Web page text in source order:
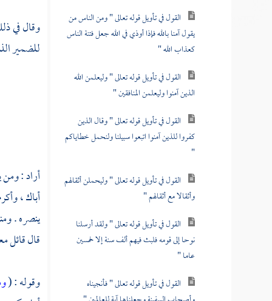
القول في تأويل قوله تعالى " ومن الناس من
يقول آمنا بالله فإذا أوذي في الله جعل فتنة الناس
كعذاب الله "
القول في تأويل قوله تعالى " وليعلمن الله
الذين آمنوا وليعلمن المنافقين "
القول في تأويل قوله تعالى " وقال الذين
كفروا للذين آمنوا اتبعوا سبيلنا ولنحمل خطاياكم
"
القول في تأويل قوله تعالى " وليحملن أثقالهم
وأثقالا مع أثقالهم "
القول في تأويل قوله تعالى " ولقد أرسلنا
نوحا إلى قومه فلبث فيهم ألف سنة إلا خمسين
عاما "
القول في تأويل قوله تعالى " فأنجيناه
وقال في
للضمير
أراد :
أباك ،
ينصره .
قال قائل
وقوله : (